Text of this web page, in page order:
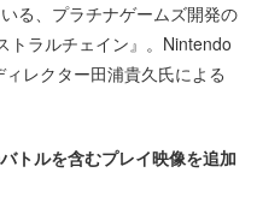
る、プラチナゲームズ開発の
トラルチェイン』。Nintendo
レクター田浦貴久氏による
トルを含むプレイ映像を追加